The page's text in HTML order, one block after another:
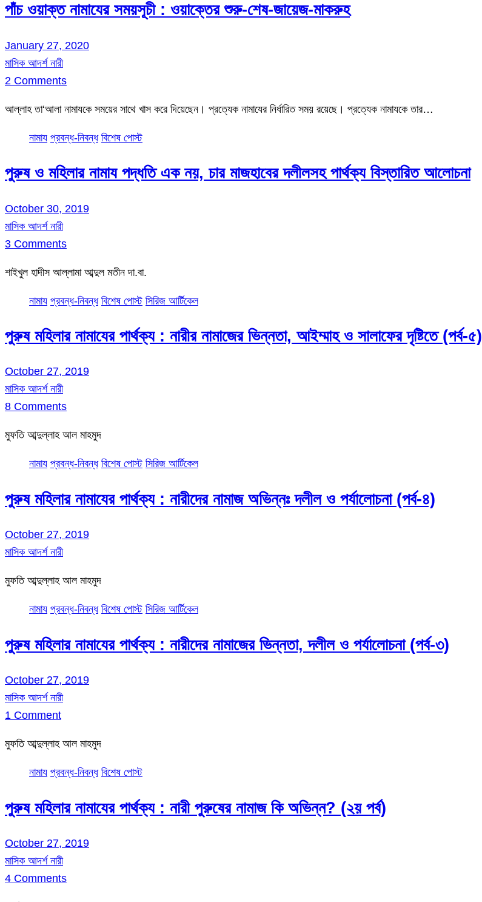
পাঁচ ওয়াক্ত নামাযের সময়সূচী : ওয়াক্তের শুরু-শেষ-জায়েজ-মাকরুহ
January 27, 2020
মাসিক আদর্শ নারী
2 Comments
আল্লাহ তা‘আলা নামাযকে সময়ের সাথে খাস করে দিয়েছেন। প্রত্যেক নামাযের নির্ধারিত সময় রয়েছে। প্রত্যেক নামাযকে তার…
নামায প্রবন্ধ-নিবন্ধ বিশেষ পোস্ট
পুরুষ ও মহিলার নামায পদ্ধতি এক নয়, চার মাজহাবের দলীলসহ পার্থক্য বিস্তারিত আলোচনা
October 30, 2019
মাসিক আদর্শ নারী
3 Comments
শাইখুল হাদীস আল্লামা আব্দুল মতীন দা.বা.
নামায প্রবন্ধ-নিবন্ধ বিশেষ পোস্ট সিরিজ আর্টিকেল
পুরুষ মহিলার নামাযের পার্থক্য : নারীর নামাজের ভিন্নতা, আইম্মাহ ও সালাফের দৃষ্টিতে (পর্ব-৫)
October 27, 2019
মাসিক আদর্শ নারী
8 Comments
মুফতি আব্দুল্লাহ আল মাহমুদ
নামায প্রবন্ধ-নিবন্ধ বিশেষ পোস্ট সিরিজ আর্টিকেল
পুরুষ মহিলার নামাযের পার্থক্য : নারীদের নামাজ অভিন্নঃ দলীল ও পর্যালোচনা (পর্ব-৪)
October 27, 2019
মাসিক আদর্শ নারী
মুফতি আব্দুল্লাহ আল মাহমুদ
নামায প্রবন্ধ-নিবন্ধ বিশেষ পোস্ট সিরিজ আর্টিকেল
পুরুষ মহিলার নামাযের পার্থক্য : নারীদের নামাজের ভিন্নতা, দলীল ও পর্যালোচনা (পর্ব-৩)
October 27, 2019
মাসিক আদর্শ নারী
1 Comment
মুফতি আব্দুল্লাহ আল মাহমুদ
নামায প্রবন্ধ-নিবন্ধ বিশেষ পোস্ট
পুরুষ মহিলার নামাযের পার্থক্য : নারী পুরুষের নামাজ কি অভিন্ন? (২য় পর্ব)
October 27, 2019
মাসিক আদর্শ নারী
4 Comments